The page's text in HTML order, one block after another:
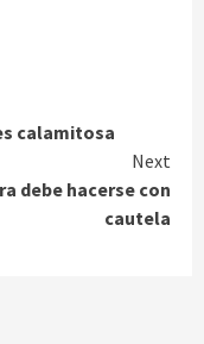
calamitosa
Next
debe hacerse con
cautela